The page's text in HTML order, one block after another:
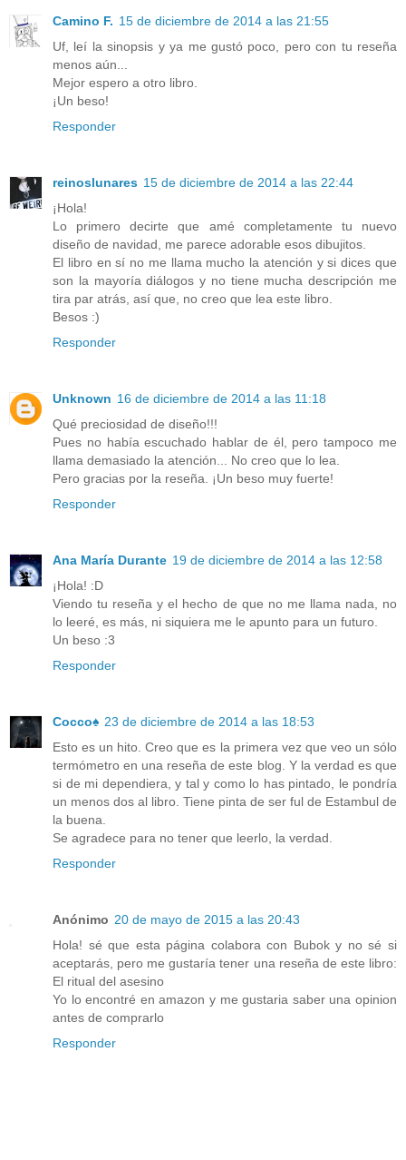
Camino F. 15 de diciembre de 2014 a las 21:55
Uf, leí la sinopsis y ya me gustó poco, pero con tu reseña
menos aún...
Mejor espero a otro libro.
¡Un beso!
Responder
reinoslunares 15 de diciembre de 2014 a las 22:44
¡Hola!
Lo primero decirte que amé completamente tu nuevo
diseño de navidad, me parece adorable esos dibujitos.
El libro en sí no me llama mucho la atención y si dices que
son la mayoría diálogos y no tiene mucha descripción me
tira par atrás, así que, no creo que lea este libro.
Besos :)
Responder
Unknown 16 de diciembre de 2014 a las 11:18
Qué preciosidad de diseño!!!
Pues no había escuchado hablar de él, pero tampoco me
llama demasiado la atención... No creo que lo lea.
Pero gracias por la reseña. ¡Un beso muy fuerte!
Responder
Ana María Durante 19 de diciembre de 2014 a las 12:58
¡Hola! :D
Viendo tu reseña y el hecho de que no me llama nada, no
lo leeré, es más, ni siquiera me le apunto para un futuro.
Un beso :3
Responder
Cocco♠ 23 de diciembre de 2014 a las 18:53
Esto es un hito. Creo que es la primera vez que veo un sólo
termómetro en una reseña de este blog. Y la verdad es que
si de mi dependiera, y tal y como lo has pintado, le pondría
un menos dos al libro. Tiene pinta de ser ful de Estambul de
la buena.
Se agradece para no tener que leerlo, la verdad.
Responder
Anónimo 20 de mayo de 2015 a las 20:43
Hola! sé que esta página colabora con Bubok y no sé si
aceptarás, pero me gustaría tener una reseña de este libro:
El ritual del asesino
Yo lo encontré en amazon y me gustaria saber una opinion
antes de comprarlo
Responder